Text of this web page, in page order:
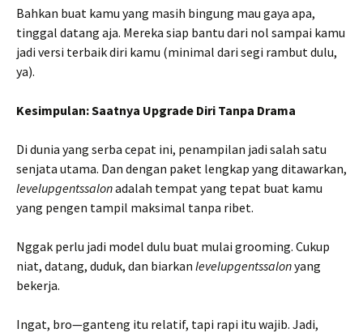
Bahkan buat kamu yang masih bingung mau gaya apa,
tinggal datang aja. Mereka siap bantu dari nol sampai kamu
jadi versi terbaik diri kamu (minimal dari segi rambut dulu,
ya).
Kesimpulan: Saatnya Upgrade Diri Tanpa Drama
Di dunia yang serba cepat ini, penampilan jadi salah satu
senjata utama. Dan dengan paket lengkap yang ditawarkan,
levelupgentssalonadalah tempat yang tepat buat kamu
yang pengen tampil maksimal tanpa ribet.
Nggak perlu jadi model dulu buat mulai grooming. Cukup
niat, datang, duduk, dan biarkan levelupgentssalonyang
bekerja.
Ingat, bro—ganteng itu relatif, tapi rapi itu wajib. Jadi,